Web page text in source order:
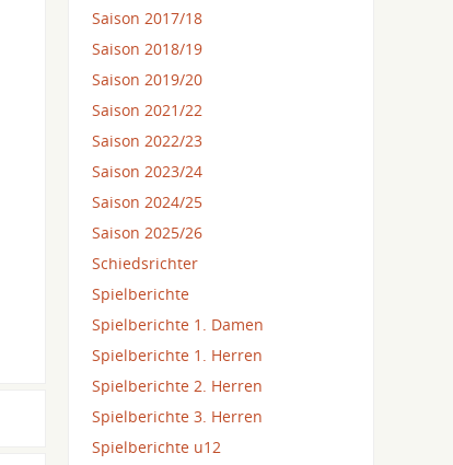
Saison 2017/18
Saison 2018/19
Saison 2019/20
Saison 2021/22
Saison 2022/23
Saison 2023/24
Saison 2024/25
Saison 2025/26
Schiedsrichter
Spielberichte
Spielberichte 1. Damen
Spielberichte 1. Herren
Spielberichte 2. Herren
Spielberichte 3. Herren
Spielberichte u12